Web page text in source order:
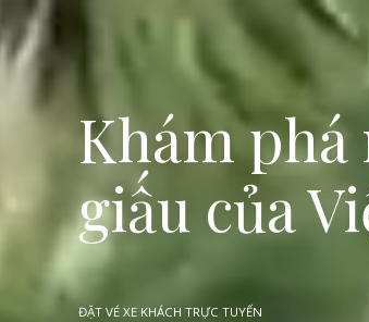
Khám phá
giấu của
ĐẶT VÉ XE KHÁCH TRỰC TUYẾN